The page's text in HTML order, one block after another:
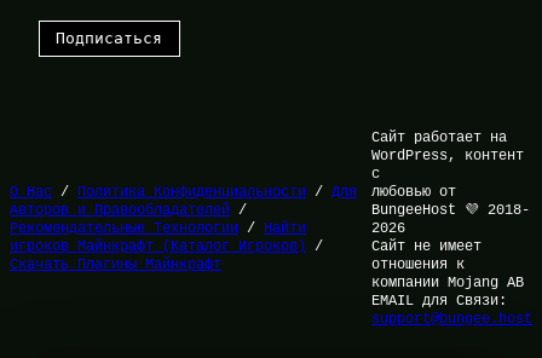
О Нас / Политика Конфиденциальности / Для
Авторов и Правообладателей /
Рекомендательные Технологии / Найти
игроков Майнкрафт (Каталог Игроков) /
Скачать Плагины Майнкрафт
Сайт работает на
WordPress, контент
с
любовью от
BungeeHost 💜 2018-
2026
Сайт не имеет
отношения к
компании Mojang AB
EMAIL для Связи:
support@bungee.host